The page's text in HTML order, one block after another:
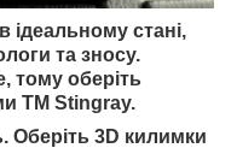
ідеальному стані,
та зносу.
тому оберіть
TM Stingray.
Оберіть 3D килимки